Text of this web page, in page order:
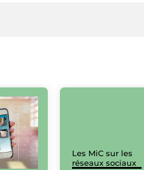
Les MiC sur les
réseaux sociaux